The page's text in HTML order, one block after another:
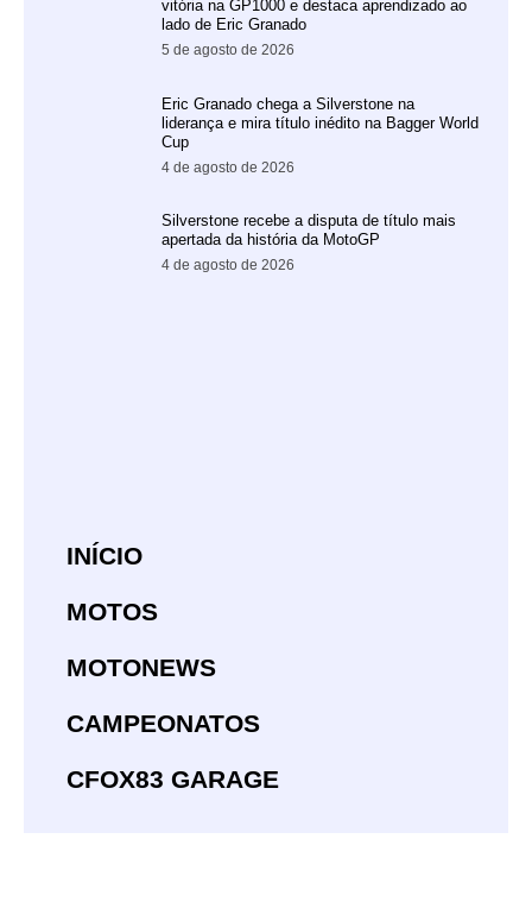
vitória na GP1000 e destaca aprendizado ao
lado de Eric Granado
5 de agosto de 2026
Eric Granado chega a Silverstone na
liderança e mira título inédito na Bagger World
Cup
4 de agosto de 2026
Silverstone recebe a disputa de título mais
apertada da história da MotoGP
4 de agosto de 2026
INÍCIO
MOTOS
MOTONEWS
CAMPEONATOS
CFOX83 GARAGE